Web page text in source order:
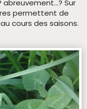
Sur
permettent de
cours des saisons.